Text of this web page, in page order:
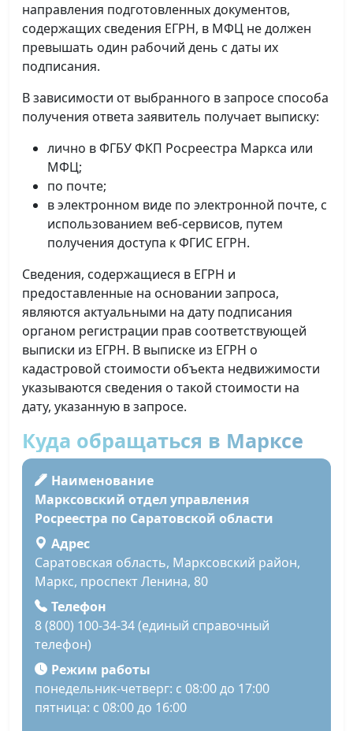
направления подготовленных документов,
содержащих сведения ЕГРН, в МФЦ не должен
превышать один рабочий день с даты их
подписания.
В зависимости от выбранного в запросе способа
получения ответа заявитель получает выписку:
лично в ФГБУ ФКП Росреестра Маркса или
МФЦ;
по почте;
в электронном виде по электронной почте, с
использованием веб-сервисов, путем
получения доступа к ФГИС ЕГРН.
Сведения, содержащиеся в ЕГРН и
предоставленные на основании запроса,
являются актуальными на дату подписания
органом регистрации прав соответствующей
выписки из ЕГРН. В выписке из ЕГРН о
кадастровой стоимости объекта недвижимости
указываются сведения о такой стоимости на
дату, указанную в запросе.
Куда обращаться в Марксе
Наименование
Марксовский отдел управления
Росреестра по Саратовской области
Адрес
Саратовская область, Марксовский район,
Маркс, проспект Ленина, 80
Телефон
8 (800) 100-34-34 (единый справочный
телефон)
Режим работы
понедельник-четверг: с 08:00 до 17:00
пятница: с 08:00 до 16:00